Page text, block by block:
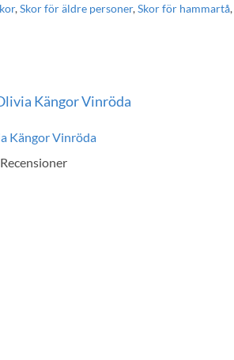
,Skor för äldre personer,Skor för hammartå,
Kängor Vinröda
Recensioner